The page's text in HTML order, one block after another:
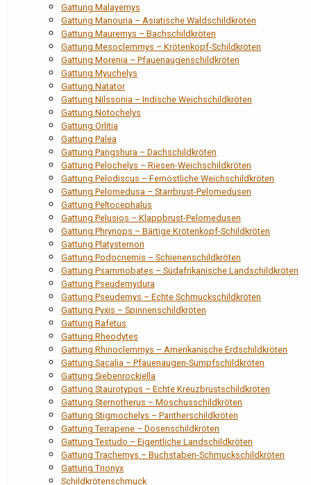
Gattung Malayemys
Gattung Manouria – Asiatische Waldschildkröten
Gattung Mauremys – Bachschildkröten
Gattung Mesoclemmys – Krötenkopf-Schildkröten
Gattung Morenia – Pfauenaugenschildkröten
Gattung Myuchelys
Gattung Natator
Gattung Nilssonia – Indische Weichschildkröten
Gattung Notochelys
Gattung Orlitia
Gattung Palea
Gattung Pangshura – Dachschildkröten
Gattung Pelochelys – Riesen-Weichschildkröten
Gattung Pelodiscus – Fernöstliche Weichschildkröten
Gattung Pelomedusa – Starrbrust-Pelomedusen
Gattung Peltocephalus
Gattung Pelusios – Klappbrust-Pelomedusen
Gattung Phrynops – Bärtige Krötenkopf-Schildkröten
Gattung Platysternon
Gattung Podocnemis – Schienenschildkröten
Gattung Psammobates – Südafrikanische Landschildkröten
Gattung Pseudemydura
Gattung Pseudemys – Echte Schmuckschildkröten
Gattung Pyxis – Spinnenschildkröten
Gattung Rafetus
Gattung Rheodytes
Gattung Rhinoclemmys – Amerikanische Erdschildkröten
Gattung Sacalia – Pfauenaugen-Sumpfschildkröten
Gattung Siebenrockiella
Gattung Staurotypus – Echte Kreuzbrustschildkröten
Gattung Sternotherus – Moschusschildkröten
Gattung Stigmochelys – Pantherschildkröten
Gattung Terrapene – Dosenschildkröten
Gattung Testudo – Eigentliche Landschildkröten
Gattung Trachemys – Buchstaben-Schmuckschildkröten
Gattung Trionyx
Schildkrötenschmuck